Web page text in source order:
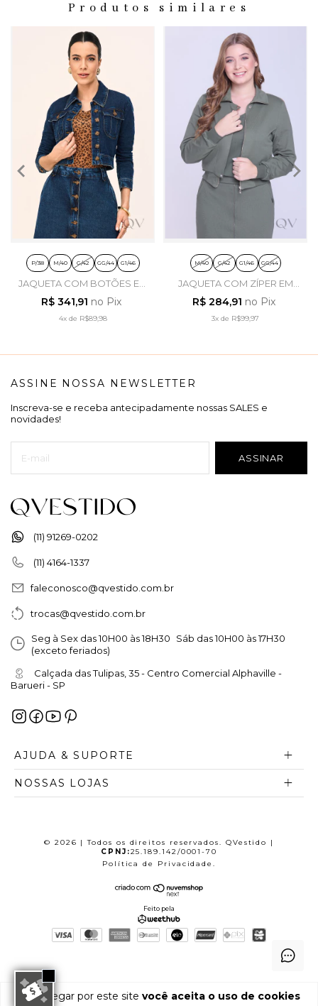
Ao navegar por este site você aceita o uso de cookies
Produtos similares
P/38 M/40 G/42 GG/44 G1/46
JAQUETA COM BOTÕES EM
JEANS ESCURO - LAURA
ROSA
R$ 341,91 no Pix
4xde R$89,98
M/40 G/42 G1/46 GG/44
JAQUETA COM ZÍPER EM
MOLETINHO E RIBANA
VERDE MILITAR - HAPUK
R$ 284,91 no Pix
3x de R$99,97
(11) 91269-0202
(11) 4164-1337
faleconosco@qvestido.com.br
trocas@qvestido.com.br
Seg à Sex das 10H00 às 18H30 Sáb das 10H00 às 17H30
(exceto feriados)
Calçada das Tulipas, 35 - Centro Comercial Alphaville -
Barueri - SP
AJUDA & SUPORTE
NOSSAS LOJAS
ASSINE NOSSA NEWSLETTER
Inscreva-se e receba antecipadamente nossas SALES e
novidades!
© 2026 | Todos os direitos reservados. QVestido |
CPNJ:25.189.142/0001-70
Política de Privacidade.
Feito pela